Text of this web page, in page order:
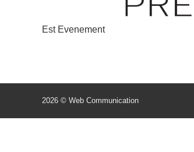
Est Evenement
2026 © Web Communication